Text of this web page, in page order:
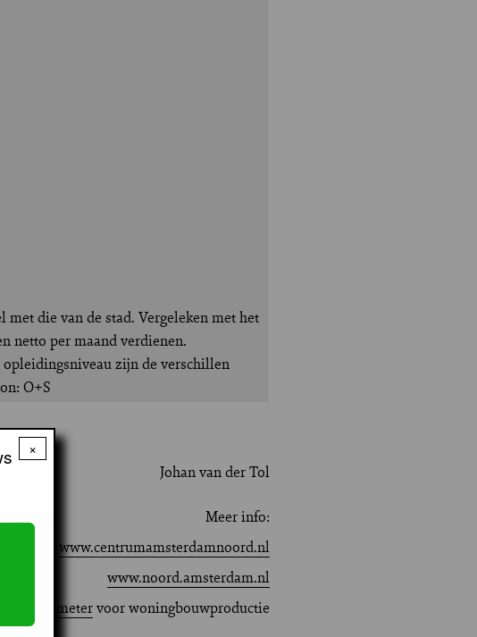
die van de stad. Vergeleken met het
netto per maand verdienen.
zijn de verschillen
O+S
Johan van der Tol
Meer info:
www.centrumamsterdamnoord.nl
www.noord.amsterdam.nl
woonbarometervoor woningbouwproductie
×